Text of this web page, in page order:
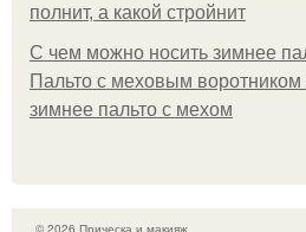
полнит, а какой стройнит
C чем можно носить зимнее
Пальто с меховым воротником
зимнее пальто с мехом
© 2026 Прическа и макияж